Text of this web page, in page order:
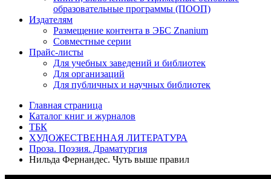
образовательные программы (ПООП)
Издателям
Размещение контента в ЭБС Znanium
Совместные серии
Прайс-листы
Для учебных заведений и библиотек
Для организаций
Для публичных и научных библиотек
Главная страница
Каталог книг и журналов
ТБК
ХУДОЖЕСТВЕННАЯ ЛИТЕРАТУРА
Проза. Поэзия. Драматургия
Нильда Фернандес. Чуть выше правил